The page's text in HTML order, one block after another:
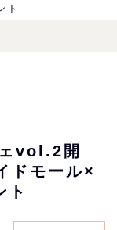
ト
vol.2開
ドモール×
ト